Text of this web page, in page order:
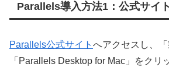
Parallels導入方法1：公式サイ
Parallels公式サイト へアクセスし、
「Parallels Desktop for Mac」をクリ